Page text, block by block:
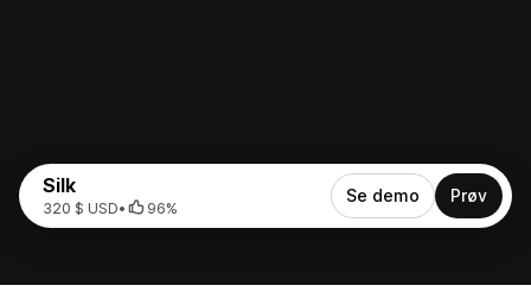
Silk
320 $ USD• 96%
Se demo Prøv